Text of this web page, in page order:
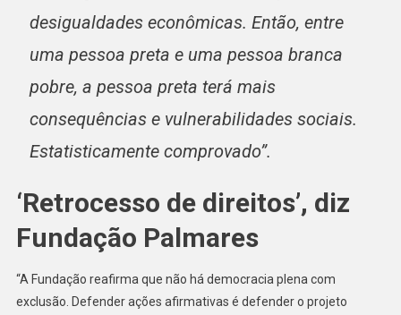
desigualdades econômicas. Então, entre
uma pessoa preta e uma pessoa branca
pobre, a pessoa preta terá mais
consequências e vulnerabilidades sociais.
Estatisticamente comprovado”.
‘Retrocesso de direitos’, diz
Fundação Palmares
“A Fundação reafirma que não há democracia plena com
exclusão. Defender ações afirmativas é defender o projeto